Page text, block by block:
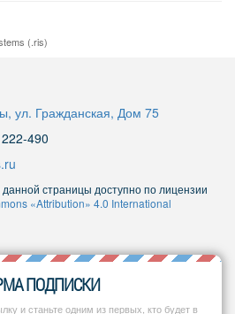
(.ris)
ул. Гражданская, Дом 75
490
страницы доступно по лицензии
«Attribution» 4.0 International
ПОДПИСКИ
и станьте одним из первых, кто будет в